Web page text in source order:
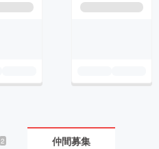
2 仲間募集